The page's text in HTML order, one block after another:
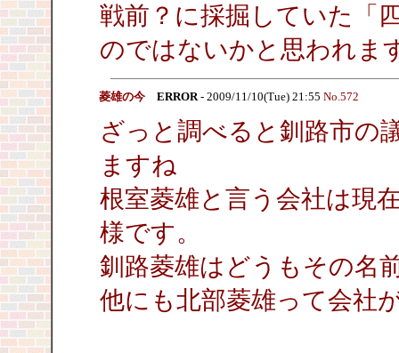
戦前？に採掘していた「
のではないかと思われま
菱雄の今 ERROR- 2009/11/10(Tue) 21:55 No.572
ざっと調べると釧路市の
ますね
根室菱雄と言う会社は現
様です。
釧路菱雄はどうもその名
他にも北部菱雄って会社